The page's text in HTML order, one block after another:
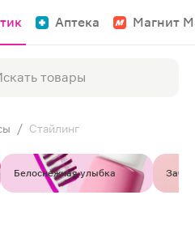
Аптека Магнит
/ Стайлинг
Белоснежная улыбка